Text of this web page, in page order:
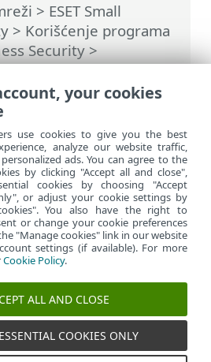
> ESET Small
> Korišćenje programa
Security>
zaštita> Prozori
mreže > Blokirana je
računare
your cookies
use cookies to give you the best
analyze our website traffic,
ads. You can agree to the
by clicking "Accept all and close",
cookies by choosing "Accept
or adjust your cookie settings by
You also have the right to
or change your cookie preferences
"Manage cookies" link in our website
settings (if available). For more
Cookie Policy.
ALL AND CLOSE
COOKIES ONLY